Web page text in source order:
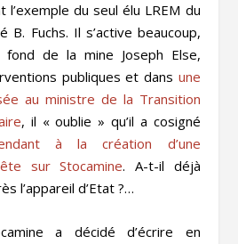
l’exemple du seul élu LREM du
B. Fuchs. Il s’active beaucoup,
fond de la mine Joseph Else,
publiques et dans une
au ministre de la Transition
, il « oublie » qu’il a cosigné
à la création d’une
sur Stocamine. A-t-il déjà
l’appareil d’Etat ?…
a décidé d’écrire en